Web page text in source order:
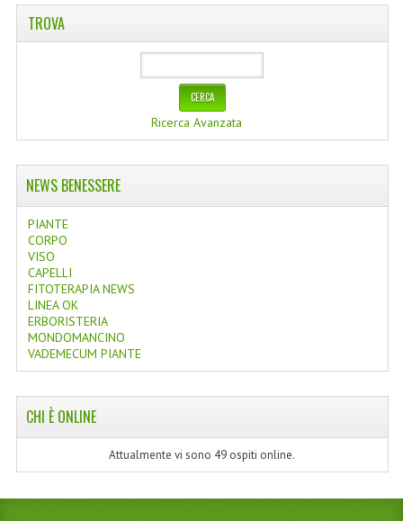
TROVA
Ricerca Avanzata
NEWS BENESSERE
PIANTE
CORPO
VISO
CAPELLI
FITOTERAPIA NEWS
LINEA OK
ERBORISTERIA
MONDOMANCINO
VADEMECUM PIANTE
CHI È ONLINE
Attualmente vi sono 49 ospiti online.